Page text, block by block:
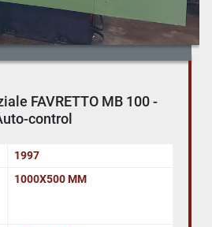
FAVRETTO MB 100 -
control
1997
1000X500 MM